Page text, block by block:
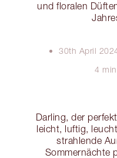
und floralen
30th April
4
Darling, der
leicht, luftig,
strahlende
Sommernächte